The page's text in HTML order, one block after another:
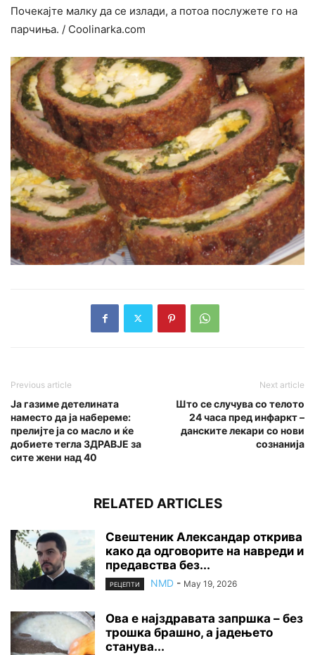
Почекајте малку да се излади, а потоа послужете го на
парчиња. / Coolinarka.com
Previous article
Ја газиме детелината
наместо да ја набереме:
прелијте ја со масло и ќе
добиете тегла ЗДРАВЈЕ за
сите жени над 40
Next article
Што се случува со телото
24 часа пред инфаркт –
данските лекари со нови
сознанија
RELATED ARTICLES
Свештеник Александар открива
како да одговорите на навреди и
предавства без...
РЕЦЕПТИ NMD - May 19, 2026
Ова е најздравата запршка – без
трошка брашно, а јадењето
станува...